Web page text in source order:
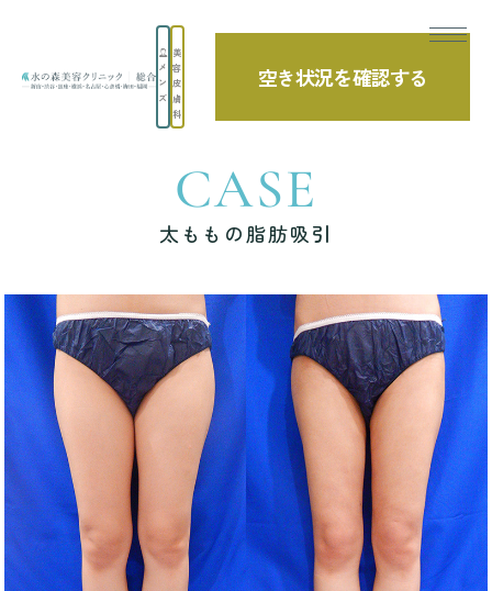
メ
ン
ズ
美
容
皮
膚
科
空き状況を確認する
TOP 症例写真 太ももの脂肪吸引
CASE
太ももの脂肪吸引